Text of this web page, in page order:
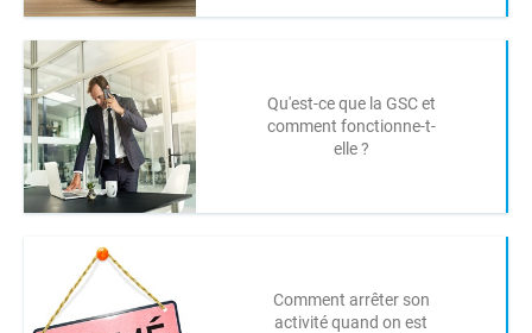
Qu'est-ce que la GSC et
comment fonctionne-t-
elle ?
Comment arrêter son
activité quand on est